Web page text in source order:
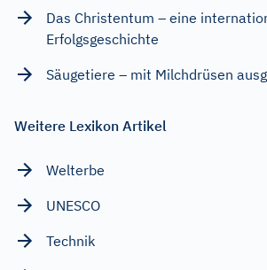
Das Christentum – eine
Erfolgsgeschichte
Säugetiere – mit Milchdrüsen
Weitere Lexikon Artikel
Welterbe
UNESCO
Technik